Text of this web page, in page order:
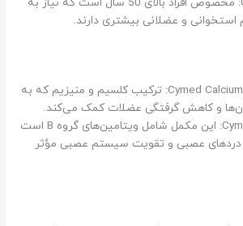
و عضلانی بیشتری دارند.
Cymed Calcium + Magnesium: ترکیب کلسیم و منیزیم که به
و کاهش گرفتگی عضلات کمک می‌کند.
Cymed B-Complex: این مکمل شامل ویتامین‌های گروه B است
عصبی و تقویت سیستم عصبی مؤثر